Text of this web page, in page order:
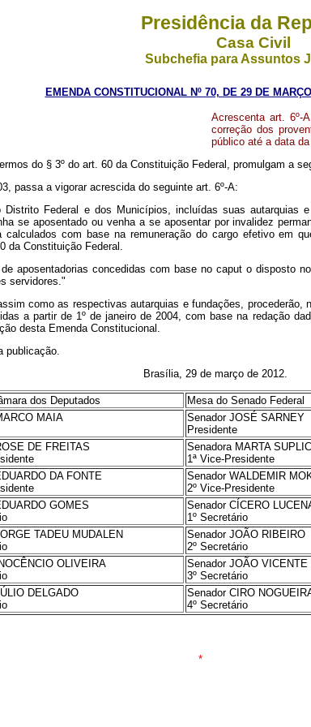
Presidência da
Casa Civil
Subchefia para Assuntos
EMENDA CONSTITUCIONAL Nº 70, DE 29 DE
Acrescenta art. 6º-
correção dos
público até a data
do § 3º do art. 60 da Constituição Federal, promulgam a
passa a vigorar acrescida do seguinte art. 6º-A:
Federal e dos Municípios, incluídas suas autarquias
se aposentado ou venha a se aposentar por invalidez
calculados com base na remuneração do cargo efetivo em
da Constituição Federal.
aposentadorias concedidas com base no caput o disposto
servidores."
como as respectivas autarquias e fundações,
a partir de 1º de janeiro de 2004, com base na redação
desta Emenda Constitucional.
publicação.
Brasília, 29 de março de 2012.
dos Deputados
Mesa do Senado Federal
MAIA
Senador JOSÉ SARNEY
Presidente
DE FREITAS
Senadora MARTA
1ª Vice-Presidente
DA FONTE
Senador WALDEMIR
2º Vice-Presidente
GOMES
Senador CÍCERO
1º Secretário
TADEU MUDALEN
Senador JOÃO RIBEIRO
2º Secretário
OLIVEIRA
Senador JOÃO VICENTE
3º Secretário
DELGADO
Senador CIRO
4º Secretário
*